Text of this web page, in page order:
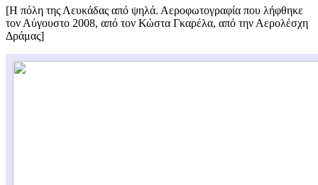
[Η πόλη της Λευκάδας από ψηλά. Αεροφωτογραφία που λήφθηκε
τον Αύγουστο 2008, από τον Κώστα Γκαρέλα, από την Αερολέσχη
Δράμας]